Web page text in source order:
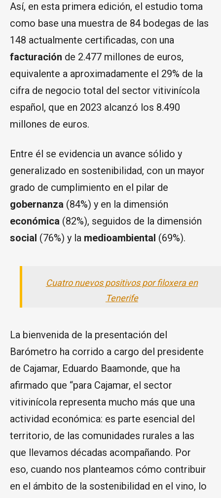
Así, en esta primera edición, el estudio toma
como base una muestra de 84 bodegas de las
148 actualmente certificadas, con una
facturación de 2.477 millones de euros,
equivalente a aproximadamente el 29% de la
cifra de negocio total del sector vitivinícola
español, que en 2023 alcanzó los 8.490
millones de euros.
Entre él se evidencia un avance sólido y
generalizado en sostenibilidad, con un mayor
grado de cumplimiento en el pilar de
gobernanza (84%) y en la dimensión
económica (82%), seguidos de la dimensión
social (76%) y la medioambiental (69%).
Cuatro nuevos positivos por filoxera en
Tenerife
La bienvenida de la presentación del
Barómetro ha corrido a cargo del presidente
de Cajamar, Eduardo Baamonde, que ha
afirmado que “para Cajamar, el sector
vitivinícola representa mucho más que una
actividad económica: es parte esencial del
territorio, de las comunidades rurales a las
que llevamos décadas acompañando. Por
eso, cuando nos planteamos cómo contribuir
en el ámbito de la sostenibilidad en el vino, lo